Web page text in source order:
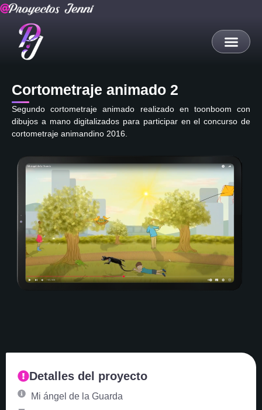
Cortometraje animado 2
Segundo cortometraje animado realizado en toonboom con
dibujos a mano digitalizados para participar en el concurso de
cortometraje animandino 2016.
Detalles del proyecto
Mi ángel de la Guarda